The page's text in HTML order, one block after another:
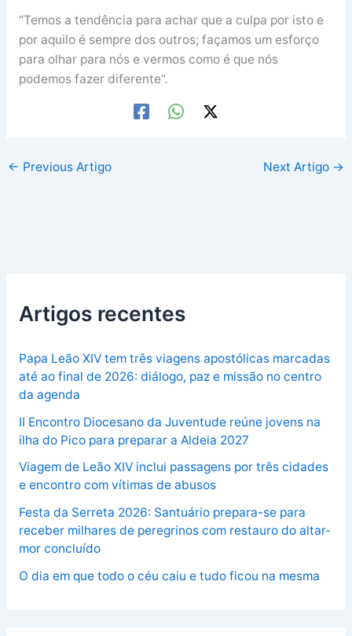
“Temos a tendência para achar que a culpa por isto e
por aquilo é sempre dos outros; façamos um esforço
para olhar para nós e vermos como é que nós
podemos fazer diferente”.
← Previous Artigo Next Artigo →
Artigos recentes
Papa Leão XIV tem três viagens apostólicas marcadas
até ao final de 2026: diálogo, paz e missão no centro
da agenda
II Encontro Diocesano da Juventude reúne jovens na
ilha do Pico para preparar a Aldeia 2027
Viagem de Leão XIV inclui passagens por três cidades
e encontro com vítimas de abusos
Festa da Serreta 2026: Santuário prepara-se para
receber milhares de peregrinos com restauro do altar-
mor concluído
O dia em que todo o céu caiu e tudo ficou na mesma